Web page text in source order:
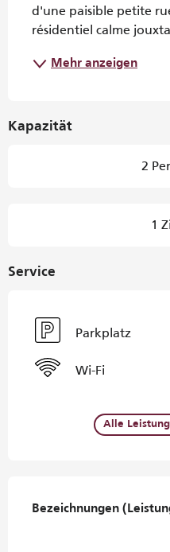
d'une paisible petite
résidentiel calme
Mehr anzeigen
Kapazität
2
1
Service
Parkplatz
Wi-Fi
Alle
Bezeichnungen
Bezeichnungen